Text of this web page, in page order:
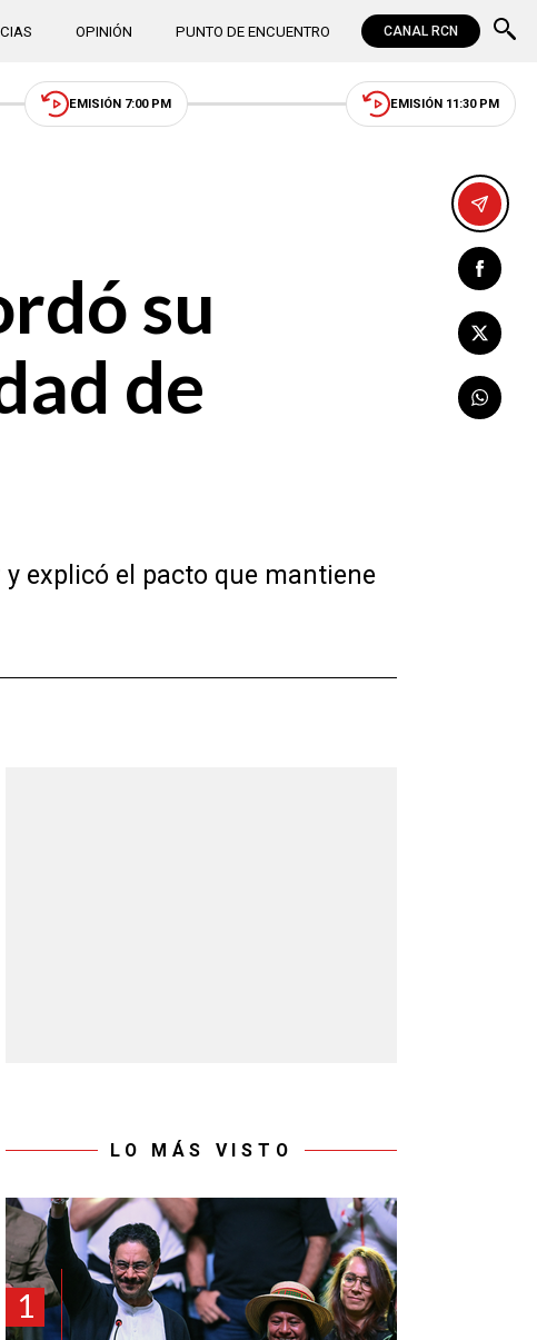
OPINIÓN PUNTO DE ENCUENTRO CANAL RCN
EMISIÓN 7:00 PM EMISIÓN 11:30 PM
su
de
explicó el pacto que mantiene
LO MÁS VISTO
1